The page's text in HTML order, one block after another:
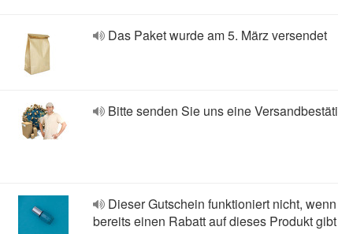
Das Paket wurde am 5. März versendet
Bitte senden Sie uns eine
Dieser Gutschein funktioniert nicht,
bereits einen Rabatt auf dieses Produkt gibt